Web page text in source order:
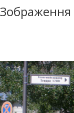
Зображення